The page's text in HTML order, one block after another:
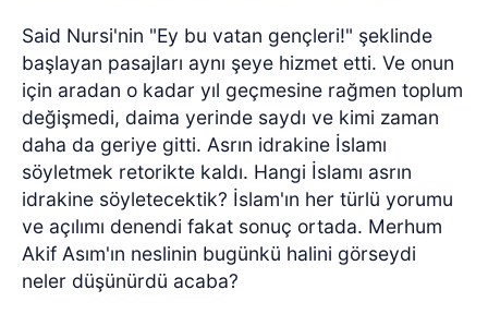
Said Nursi'nin "Ey bu vatan gençleri!" şeklinde
başlayan pasajları aynı şeye hizmet etti. Ve onun
için aradan o kadar yıl geçmesine rağmen toplum
değişmedi, daima yerinde saydı ve kimi zaman
daha da geriye gitti. Asrın idrakine İslamı
söyletmek retorikte kaldı. Hangi İslamı asrın
idrakine söyletecektik? İslam'ın her türlü yorumu
ve açılımı denendi fakat sonuç ortada. Merhum
Akif Asım'ın neslinin bugünkü halini görseydi
neler düşünürdü acaba?